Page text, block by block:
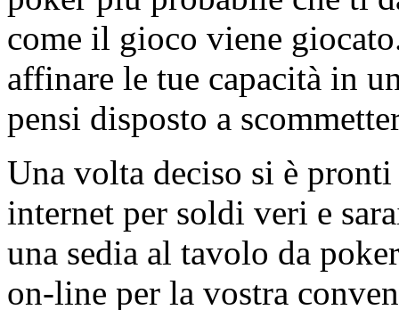
come il gioco viene
affinare le tue capacità in
pensi disposto a
Una volta deciso si è pronti
internet per soldi veri e
una sedia al tavolo da
on-line per la vostra